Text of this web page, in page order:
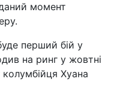
момент
перший бій у
на ринг у жовтні
Хуана